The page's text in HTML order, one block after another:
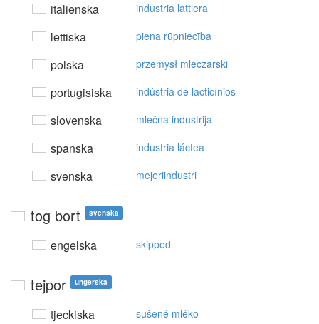
italienska industria lattiera
lettiska piena rūpniecība
polska przemysł mleczarski
portugisiska indústria de lacticínios
slovenska mlečna industrija
spanska industria láctea
svenska mejeriindustri
tog bort svenska
engelska skipped
tejpor ungerska
tjeckiska sušené mléko